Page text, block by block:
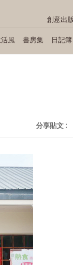
創意出
風 書房集 日記簿
分享貼文 :